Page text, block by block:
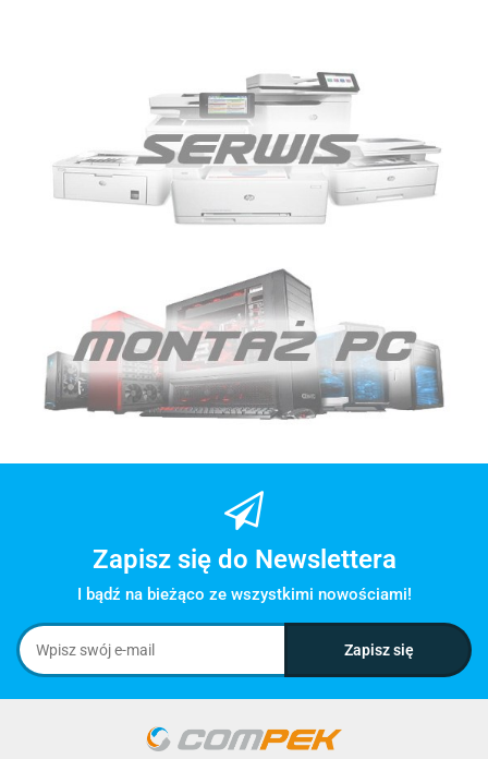
Zapisz się do Newslettera
I bądź na bieżąco ze wszystkimi nowościami!